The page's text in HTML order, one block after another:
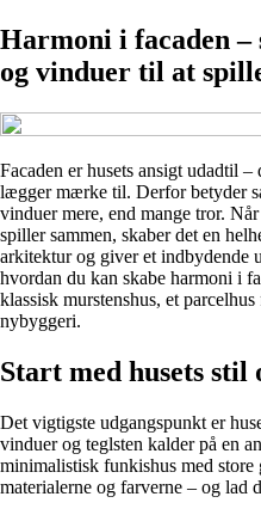
Harmoni i facaden –
og vinduer til at
Facaden er husets ansigt udadtil
lægger mærke til. Derfor betyder
vinduer mere, end mange tror.
spiller sammen, skaber det en
arkitektur og giver et indbydende
hvordan du kan skabe harmoni i
klassisk murstenshus, et
nybyggeri.
Start med husets
Det vigtigste udgangspunkt er
vinduer og teglsten kalder på en
minimalistisk funkishus med
materialerne og farverne – og lad